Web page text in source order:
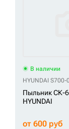
В наличии
HYUNDAI
Пыльник СК-
HYUNDAI
от 600 руб